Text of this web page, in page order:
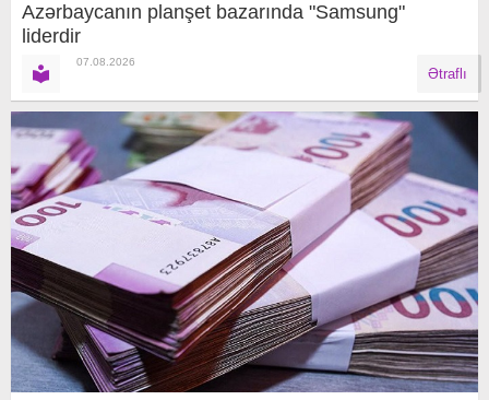
Azərbaycanın planşet bazarında "Samsung"
liderdir
07.08.2026
Ətraflı